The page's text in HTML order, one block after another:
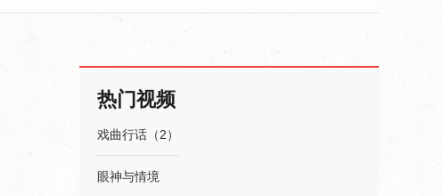
热门视频
戏曲行话（2）
眼神与情境